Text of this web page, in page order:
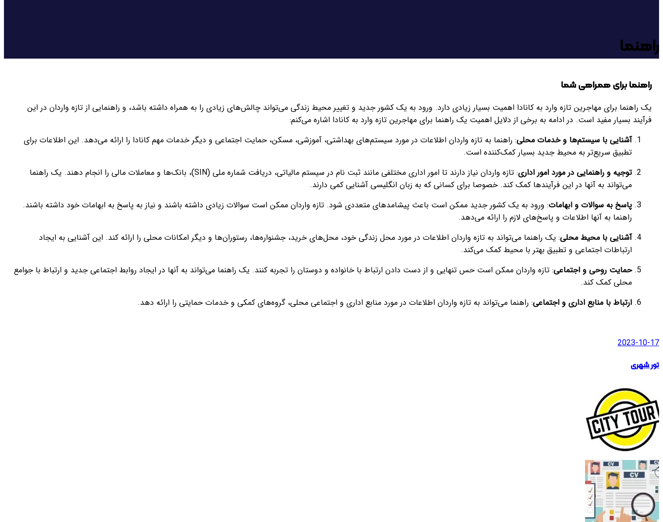
راهنما
راهنما برای همراهی شما
یک راهنما برای مهاجرین تازه وارد به کانادا اهمیت بسیار زیادی دارد. ورود به یک کشور جدید و تغییر محیط زندگی می‌تواند چالش‌های زیادی را به همراه داشته باشد، و راهنمایی از تازه واردان در این
فرآیند بسیار مفید است. در ادامه به برخی از دلایل اهمیت یک راهنما برای مهاجرین تازه وارد به کانادا اشاره می‌کنم:
آشنایی با سیستم‌ها و خدمات محلی: راهنما به تازه واردان اطلاعات در مورد سیستم‌های بهداشتی، آموزشی، مسکن، حمایت اجتماعی و دیگر خدمات مهم کانادا را ارائه می‌دهد. این اطلاعات برای
تطبیق سریع‌تر به محیط جدید بسیار کمک‌کننده است.
توجیه و راهنمایی در مورد امور اداری
: تازه واردان نیاز دارند تا امور اداری مختلفی مانند ثبت نام در سیستم مالیاتی، دریافت شماره ملی (SIN)، بانک‌ها و معاملات مالی را انجام دهند. یک راهنما
می‌تواند به آنها در این فرآیندها کمک کند. خصوصا برای کسانی که به زبان انگلیسی آشنایی کمی دارند.
پاسخ به سوالات و ابهامات: ورود به یک کشور جدید ممکن است باعث پیشامدهای متعددی شود. تازه واردان ممکن است سوالات زیادی داشته باشند و نیاز به پاسخ به ابهامات خود داشته باشند.
راهنما به آنها اطلاعات و پاسخ‌های لازم را ارائه می‌دهد.
آشنایی با محیط محلی: یک راهنما می‌تواند به تازه واردان اطلاعات در مورد محل زندگی خود، محل‌های خرید، جشنواره‌ها، رستوران‌ها و دیگر امکانات محلی را ارائه کند. این آشنایی به ایجاد
ارتباطات اجتماعی و تطبیق بهتر با محیط کمک می‌کند.
حمایت روحی و اجتماعی: تازه واردان ممکن است حس تنهایی و از دست دادن ارتباط با خانواده و دوستان را تجربه کنند. یک راهنما می‌تواند به آنها در ایجاد روابط اجتماعی جدید و ارتباط با جوامع
محلی کمک کند.
ارتباط با منابع اداری و اجتماعی: راهنما می‌تواند به تازه واردان اطلاعات در مورد منابع اداری و اجتماعی محلی، گروه‌های کمکی و خدمات حمایتی را ارائه دهد.
2023-10-17
تور شهری